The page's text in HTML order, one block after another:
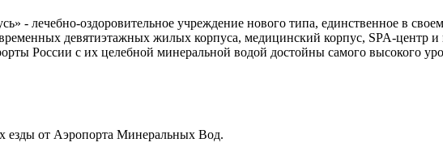
- лечебно-оздоровительное учреждение нового типа, единственное в
девятиэтажных жилых корпуса, медицинский корпус, SPA-центр
России с их целебной минеральной водой достойны самого высокого
езды от Аэропорта Минеральных Вод.